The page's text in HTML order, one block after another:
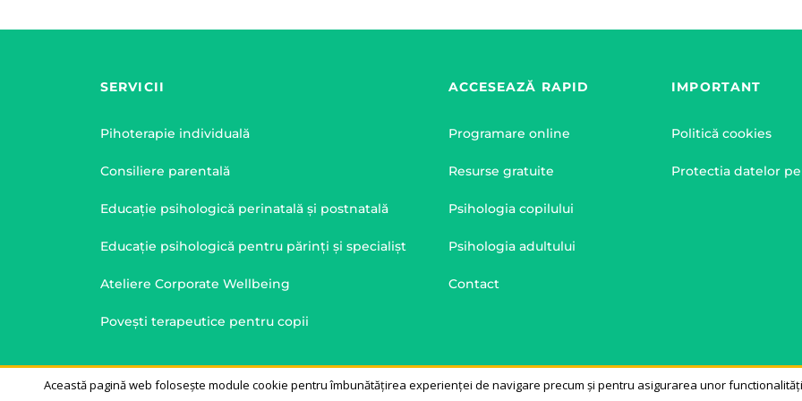
SERVICII
Pihoterapie individuală
Consiliere parentală
Educație psihologică perinatală și postnatală
Educație psihologică pentru părinți și specialișt
Ateliere Corporate Wellbeing
Povești terapeutice pentru copii
ACCESEAZĂ RAPID
Programare online
Resurse gratuite
Psihologia copilului
Psihologia adultului
Contact
IMPORTANT
Politică cookies
Protectia datelor
© 2014-2026 - Cristina Buja - Toate drepturile rezervate.
Această pagină web folosește module cookie pentru îmbunătățirea experienței de navigare precum și pentru asigurarea unor